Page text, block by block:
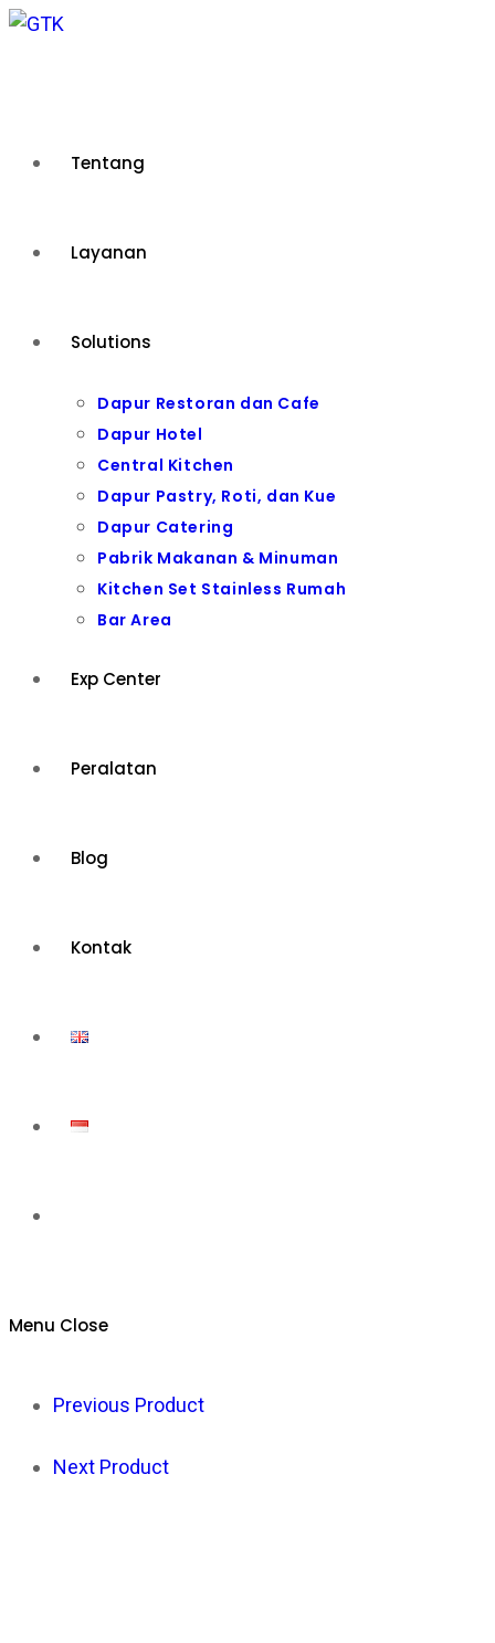
Skip
Tentang
Layanan
Solutions
Dapur Restoran dan Cafe
Dapur Hotel
Central Kitchen
Dapur Pastry, Roti, dan Kue
Dapur Catering
Pabrik Makanan & Minuman
Kitchen Set Stainless Rumah
Bar Area
Exp Center
Peralatan
Blog
Kontak
search
Menu Close
Previous Product
Next Product